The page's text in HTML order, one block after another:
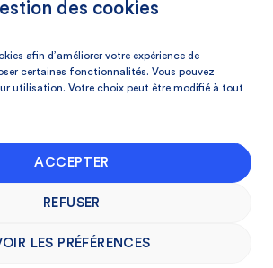
des cookies
afin d’améliorer votre expérience de
certaines fonctionnalités. Vous pouvez
utilisation. Votre choix peut être modifié à tout
ACCEPTER
REFUSER
LES PRÉFÉRENCES
ville
France